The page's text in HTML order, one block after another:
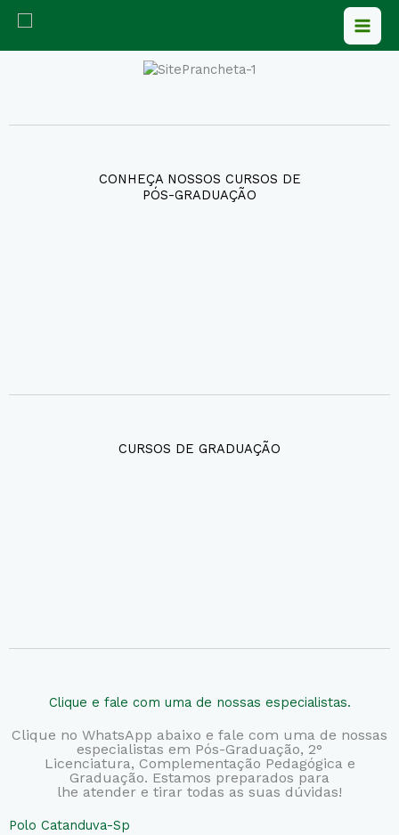
para
CONHEÇA NOSSOS CURSOS DE
PÓS-GRADUAÇÃO
CURSOS DE GRADUAÇÃO
Clique e fale com uma de nossas especialistas.
Clique no WhatsApp abaixo e fale com uma de nossas
especialistas em Pós-Graduação, 2°
Licenciatura, Complementação Pedagógica e
Graduação. Estamos preparados para
lhe atender e tirar todas as suas dúvidas!
Polo Catanduva-Sp